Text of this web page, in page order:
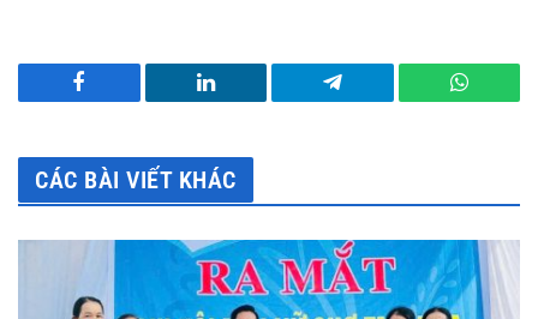
Facebook LinkedIn Telegram
CÁC BÀI VIẾT KHÁC